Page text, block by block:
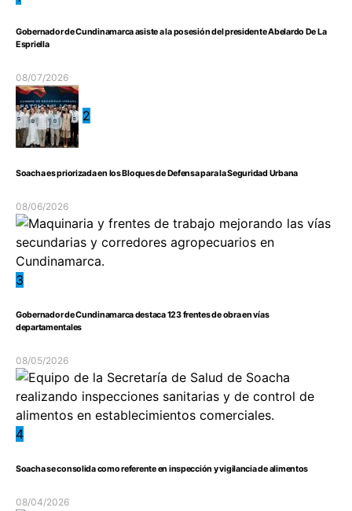
Gobernador de Cundinamarca asiste a la posesión del presidente Abelardo De La
Espriella
08/07/2026
2
Soacha es priorizada en los Bloques de Defensa para la Seguridad Urbana
08/06/2026
3
Gobernador de Cundinamarca destaca 123 frentes de obra en vías
departamentales
08/05/2026
4
Soacha se consolida como referente en inspección y vigilancia de alimentos
08/04/2026